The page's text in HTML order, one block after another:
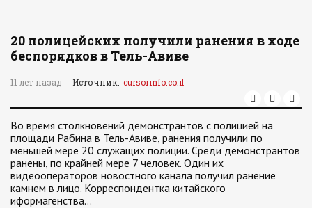
20 полицейских получили ранения в ходе
беспорядков в Тель-Авиве
11 лет назад Источник: cursorinfo.co.il
Во время столкновений демонстрантов с полицией на
площади Рабина в Тель-Авиве, ранения получили по
меньшей мере 20 служащих полиции. Среди демонстрантов
ранены, по крайней мере 7 человек. Один их
видеооператоров новостного канала получил ранение
камнем в лицо. Корреспондентка китайского
иформагенства…